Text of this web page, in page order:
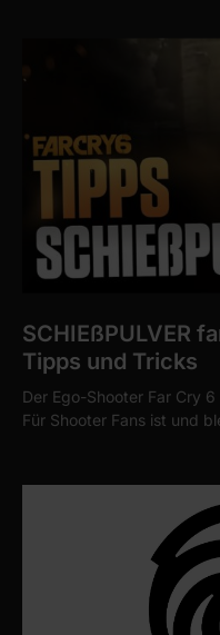
SCHIEßPULVER
Tipps und Tricks
Der Ego-Shooter Far Cry
Für Shooter Fans ist und